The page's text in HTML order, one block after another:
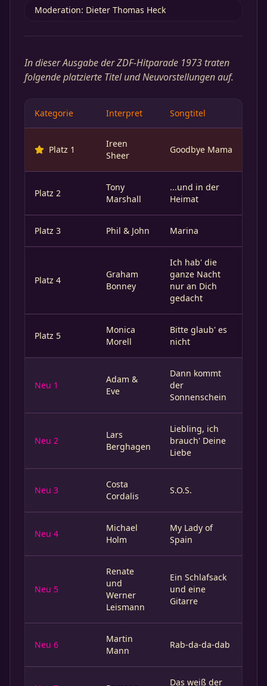
Moderation: Dieter Thomas Heck
In dieser Ausgabe der ZDF-Hitparade 1973 traten
folgende platzierte Titel und Neuvorstellungen auf.
Kategorie Interpret Songtitel
Platz 1
Ireen
Sheer
Goodbye Mama
Platz 2
Tony
Marshall
...und in der
Heimat
Platz 3 Phil & John Marina
Platz 4
Graham
Bonney
Ich hab' die
ganze Nacht
nur an Dich
gedacht
Platz 5
Monica
Morell
Bitte glaub' es
nicht
Neu 1
Adam &
Eve
Dann kommt
der
Sonnenschein
Neu 2
Lars
Berghagen
Liebling, ich
brauch' Deine
Liebe
Neu 3
Costa
Cordalis
S.O.S.
Neu 4
Michael
Holm
My Lady of
Spain
Neu 5
Renate
und
Werner
Leismann
Ein Schlafsack
und eine
Gitarre
Neu 6
Martin
Mann
Rab-da-da-dab
Das weiß der